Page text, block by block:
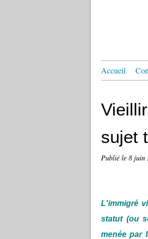
Accueil
sujet
Publié le 8 juin
L'immigré
statut (ou
menée par